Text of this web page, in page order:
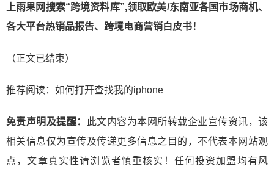
上雨果网搜索“跨境资料库”,领取欧美/东南亚各国市场商机、
各大平台热销品报告、跨境电商营销白皮书！
（正文已结束）
推荐阅读： 如何打开查找我的iphone
免责声明及提醒：
此文内容为本网所转载企业宣传资讯，该
相关信息仅为宣传及传递更多信息之目的，不代表本网站观
点，文章真实性请浏览者慎重核实！任何投资加盟均有风